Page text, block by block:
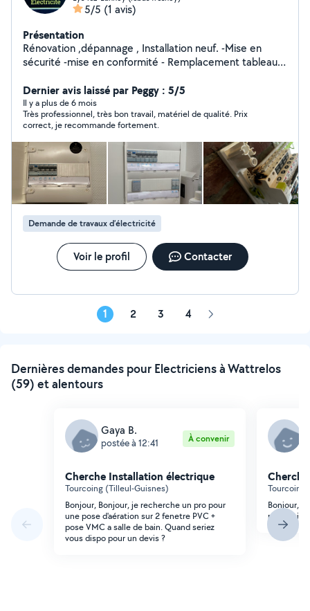
5/5 (1 avis)
Présentation
Rénovation ,dépannage , Installation neuf. -Mise en
sécurité -mise en conformité - Remplacement tableau
GRATUIT .
Dernier avis laissé par Peggy : 5/5
Il y a plus de 6 mois
Très professionnel, très bon travail, matériel de qualité. Prix
correct, je recommande fortement.
Demande de travaux d’électricité
Voir le profil Contacter
1 2 3 4 Page
Dernières demandes pour Electriciens à Wattrelos
(59) et alentours
Gaya B.
postée à 12:41 À convenir
Cherche Installation électrique
Tourcoing (Tilleul-Guisnes)
Bonjour, Bonjour, je recherche un pro pour
une pose d'aération sur 2 fenetre PVC +
pose VMC a salle de bain. Quand seriez
vous dispo pour un devis ?
Tourcoing
Bonjour,